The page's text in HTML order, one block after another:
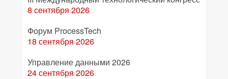
8 сентября 2026
Форум ProcessTech
18 сентября 2026
Управление данными 2026
24 сентября 2026